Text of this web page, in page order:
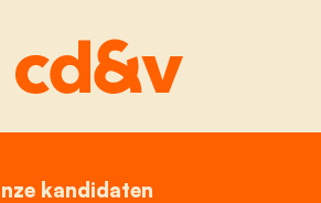
kandidaten